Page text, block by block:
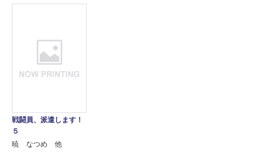
戦闘員、派遣します！
５
暁 なつめ 他